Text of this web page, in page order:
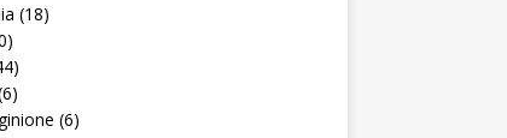
(18)
(6)